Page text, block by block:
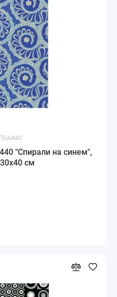
"Спирали на синем",
см